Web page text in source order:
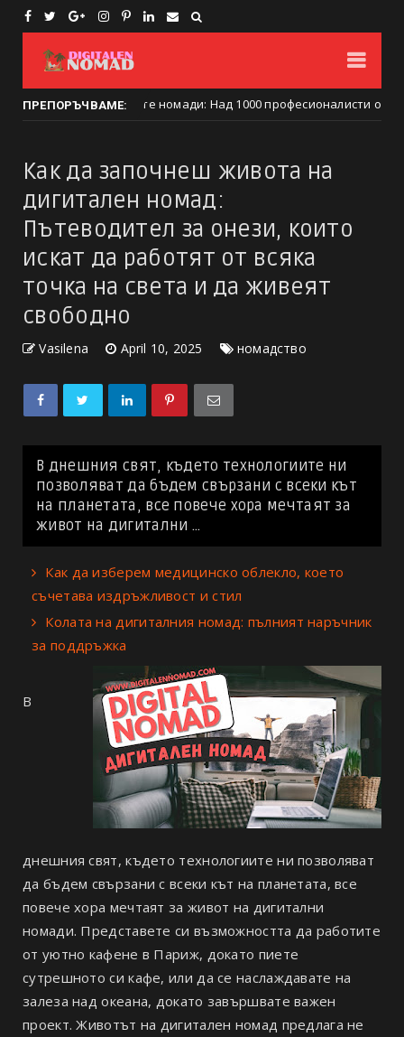
ПРЕПОРЪЧВАМЕ:
на дигиталните номади: Над 1000 професионалисти от 50
Как да започнеш живота на
дигитален номад:
Пътеводител за онези, които
искат да работят от всяка
точка на света и да живеят
свободно
Vasilena April 10, 2025 номадство
В днешния свят, където технологиите ни
позволяват да бъдем свързани с всеки кът
на планетата, все повече хора мечтаят за
живот на дигитални ...
Как да изберем медицинско облекло, което
съчетава издръжливост и стил
Колата на дигиталния номад: пълният наръчник
за поддръжка
В
днешния свят, където технологиите ни позволяват
да бъдем свързани с всеки кът на планетата, все
повече хора мечтаят за живот на дигитални
номади. Представете си възможността да работите
от уютно кафене в Париж, докато пиете
сутрешното си кафе, или да се наслаждавате на
залеза над океана, докато завършвате важен
проект. Животът на дигитален номад предлага не